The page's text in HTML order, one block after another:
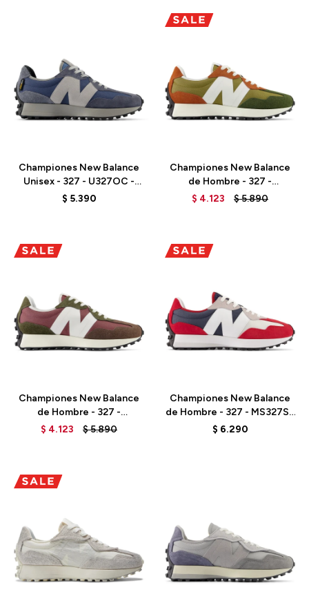
Championes New Balance
Unisex - 327 - U327OC -
VINTAGE INDIGO
$ 5.390
Championes New Balance
de Hombre - 327 -
MS327HC - HIGH DESERT
$ 4.123 $5.890
Championes New Balance
de Hombre - 327 -
MS327HD - WASHED
$ 4.123 $5.890
Championes New Balance
de Hombre - 327 - MS327SR
- TEAM RED
$ 6.290